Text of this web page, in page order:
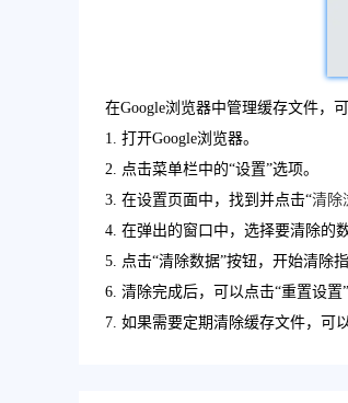
在Google浏览器中管理缓存文件，
1. 打开Google浏览器。
2. 点击菜单栏中的“设置”选项。
3. 在设置页面中，找到并点击“清除
4. 在弹出的窗口中，选择要清除的
5. 点击“清除数据”按钮，开始清除
6. 清除完成后，可以点击“重置设置
7. 如果需要定期清除缓存文件，可